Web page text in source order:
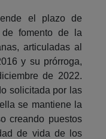
el plazo de
fomento de la
articuladas al
y su prórroga,
de 2022.
solicitada por las
se mantiene la
creando puestos
de vida de los